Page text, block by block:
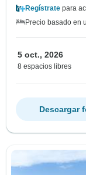
Regístrate para
Precio basado en
5 oct., 2026
8 espacios libres
Descargar